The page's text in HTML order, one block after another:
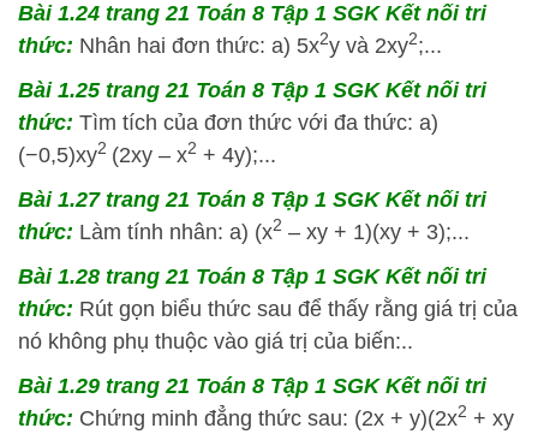
Bài 1.24 trang 21 Toán 8 Tập 1 SGK Kết nối tri
thức: Nhân hai đơn thức: a) 5x2y và 2xy2;...
Bài 1.25 trang 21 Toán 8 Tập 1 SGK Kết nối tri
thức: Tìm tích của đơn thức với đa thức: a)
(−0,5)xy2 (2xy – x2 + 4y);...
Bài 1.27 trang 21 Toán 8 Tập 1 SGK Kết nối tri
thức: Làm tính nhân: a) (x2 – xy + 1)(xy + 3);...
Bài 1.28 trang 21 Toán 8 Tập 1 SGK Kết nối tri
thức: Rút gọn biểu thức sau để thấy rằng giá trị của
nó không phụ thuộc vào giá trị của biến:..
Bài 1.29 trang 21 Toán 8 Tập 1 SGK Kết nối tri
thức: Chứng minh đẳng thức sau: (2x + y)(2x2 + xy